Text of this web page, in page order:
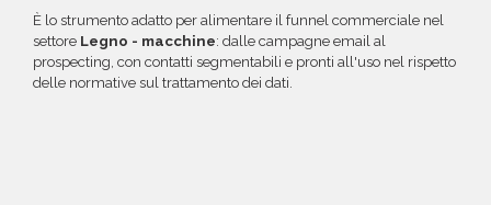
È lo strumento adatto per alimentare il funnel commerciale nel
settore Legno - macchine: dalle campagne email al
prospecting, con contatti segmentabili e pronti all'uso nel rispetto
delle normative sul trattamento dei dati.